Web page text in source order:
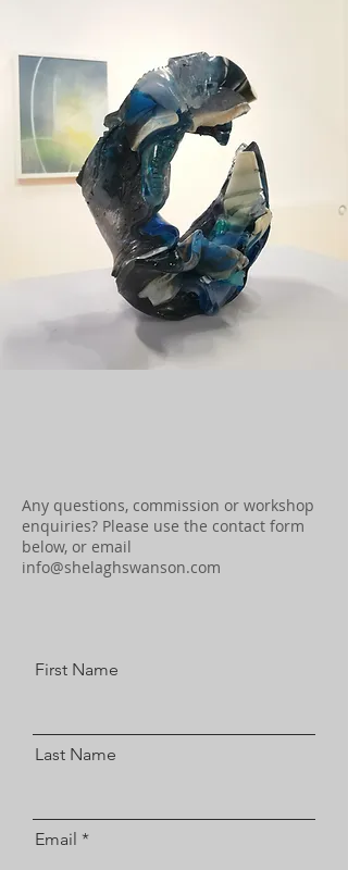
Any questions, commission or workshop
enquiries? Please use the contact form
below, or email
info@shelaghswanson.com
First Name
Last Name
Email